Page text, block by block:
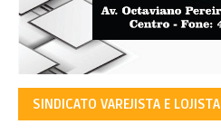
SINDICATO VAREJISTA E LOJISTA